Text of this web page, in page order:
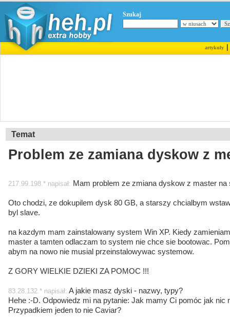
Szukaj
artykuły|
Temat
Problem ze zamiana dyskow z
217.99.198.* napisał: Mam problem ze zmiana dyskow z master na
Oto chodzi, ze dokupilem dysk 80 GB, a starszy chcialbym
byl slave.
na kazdym mam zainstalowany system Win XP. Kiedy
master a tamten odlaczam to system nie chce sie bootowac.
abym na nowo nie musial przeinstalowywac systemow.
Z GORY WIELKIE DZIEKI ZA POMOC !!!
83.28.132.* napisał: A jakie masz dyski - nazwy, typy?
Hehe :-D. Odpowiedz mi na pytanie: Jak mamy Ci pomóc jak nic
Przypadkiem jeden to nie Caviar?